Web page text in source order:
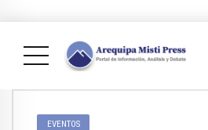
EVENTOS